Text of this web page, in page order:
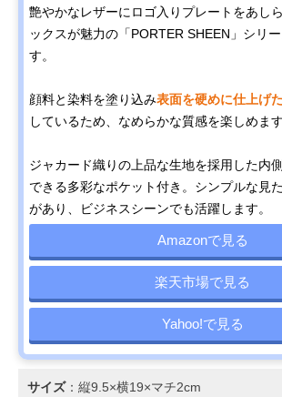
艶やかなレザーにロゴ入りプレートをあし
ックスが魅力の「PORTER SHEEN」シリ
す。
顔料と染料を塗り込み表面を硬めに仕上げ
しているため、なめらかな質感を楽しめます
ジャカード織りの上品な生地を採用した内
できる多彩なポケット付き。シンプルな見
があり、ビジネスシーンでも活躍します。
Amazonで見る
楽天市場で見る
Yahoo!で見る
サイズ：縦9.5×横19×マチ2cm